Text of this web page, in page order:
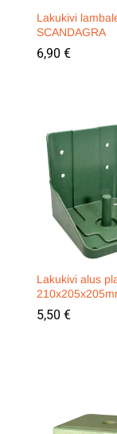
Lakukivi
SCANDAGRA
6,90 €
6,90 €
Lakukivi alus
5,50 €
5,50 €